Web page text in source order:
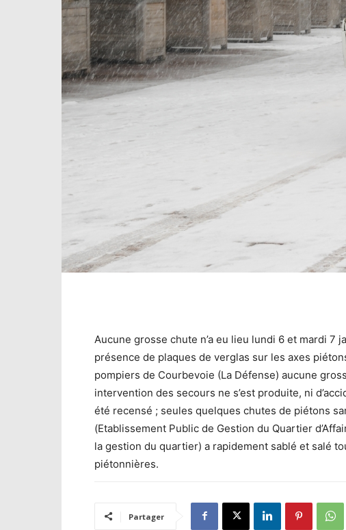
Aucune grosse chute n’a eu lieu lundi 6 et mardi 7
présence de plaques de verglas sur les axes
pompiers de Courbevoie (La Défense) aucune
intervention des secours ne s’est produite, ni
été recensé ; seules quelques chutes de piétons
(Etablissement Public de Gestion du Quartier
la gestion du quartier) a rapidement sablé et salé
piétonnières.
Partager